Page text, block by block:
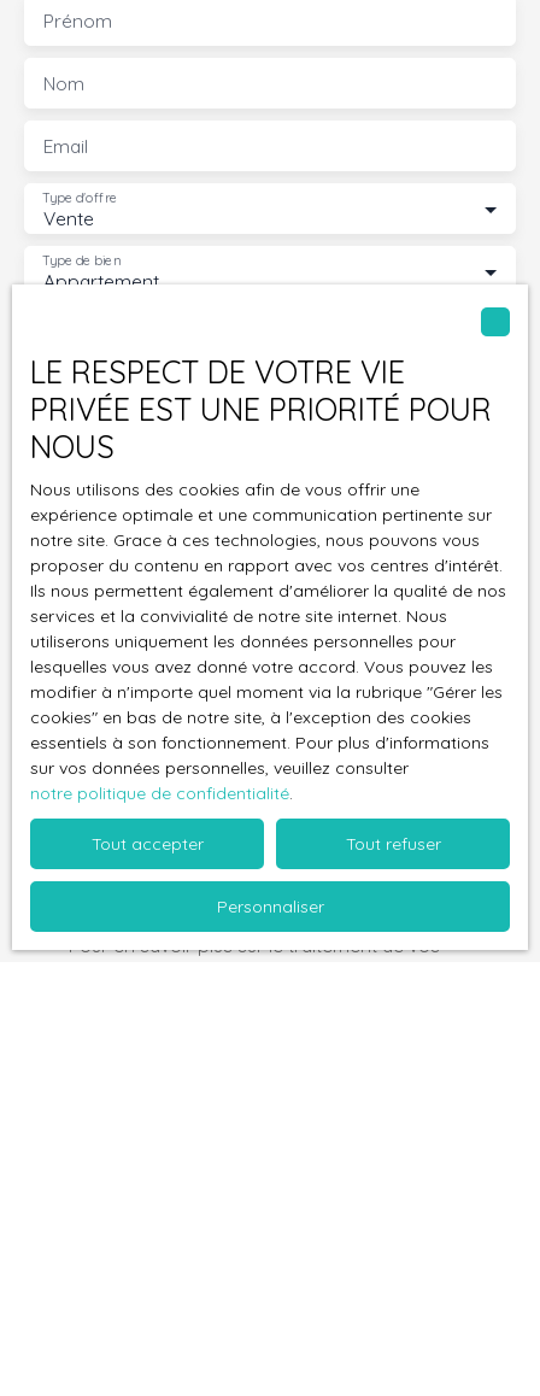
Prénom
Nom
Email
Vente
Type d'offre
Appartement
Type de bien
Budget max (€)
Surface min (m²)
Pièces min
J'accepte le traitement de mes données
personnelles conformément au RGPD. Si vous ne
souhaitez pas faire l'objet de prospection
commerciale par voie téléphonique, vous pouvez
vous inscrire gratuitement sur la liste d'opposition
au démarchage téléphonique, prévu par l'article
L223-1 du code de la consommation, sur le site
Internet www.bloctel.gouv.fr ou par courrier
adressé à :
Société Worldline, Service Bloctel, CS 61311, 41013
BLOIS CEDEX.
Pour en savoir plus sur le traitement de vos
LE RESPECT DE VOTRE VIE
PRIVÉE EST UNE PRIORITÉ POUR
NOUS
Nous utilisons des cookies afin de vous offrir une
expérience optimale et une communication pertinente sur
notre site. Grace à ces technologies, nous pouvons vous
proposer du contenu en rapport avec vos centres d'intérêt.
Ils nous permettent également d'améliorer la qualité de nos
services et la convivialité de notre site internet. Nous
utiliserons uniquement les données personnelles pour
lesquelles vous avez donné votre accord. Vous pouvez les
modifier à n'importe quel moment via la rubrique ″Gérer les
cookies″ en bas de notre site, à l'exception des cookies
essentiels à son fonctionnement. Pour plus d'informations
sur vos données personnelles, veuillez consulter
notre politique de confidentialité.
Tout accepter Tout refuser
Personnaliser